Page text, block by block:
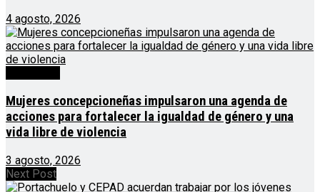
4 agosto, 2026
Mujeres concepcioneñas impulsaron una agenda de
acciones para fortalecer la igualdad de género y una
vida libre de violencia
3 agosto, 2026
Next Post